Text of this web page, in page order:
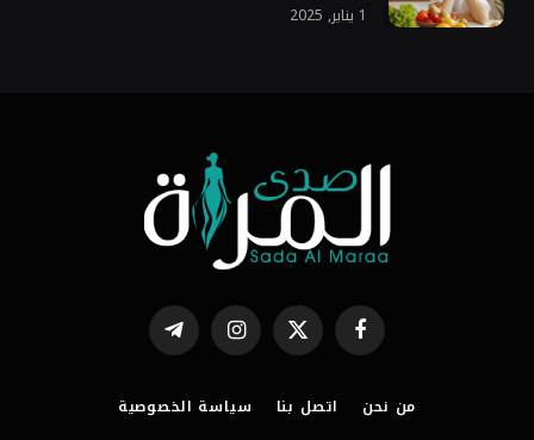
1 يناير, 2025
فيسبوك X
الانستغرامتيلقرام
من نحن اتصل بنا سياسة الخصوصية